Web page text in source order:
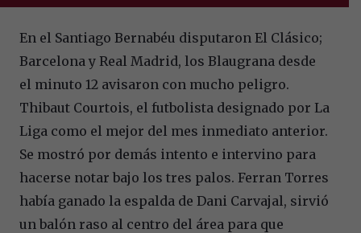
En el Santiago Bernabéu disputaron El Clásico;
Barcelona y Real Madrid, los Blaugrana desde
el minuto 12 avisaron con mucho peligro.
Thibaut Courtois, el futbolista designado por La
Liga como el mejor del mes inmediato anterior.
Se mostró por demás intento e intervino para
hacerse notar bajo los tres palos. Ferran Torres
había ganado la espalda de Dani Carvajal, sirvió
un balón raso al centro del área para que